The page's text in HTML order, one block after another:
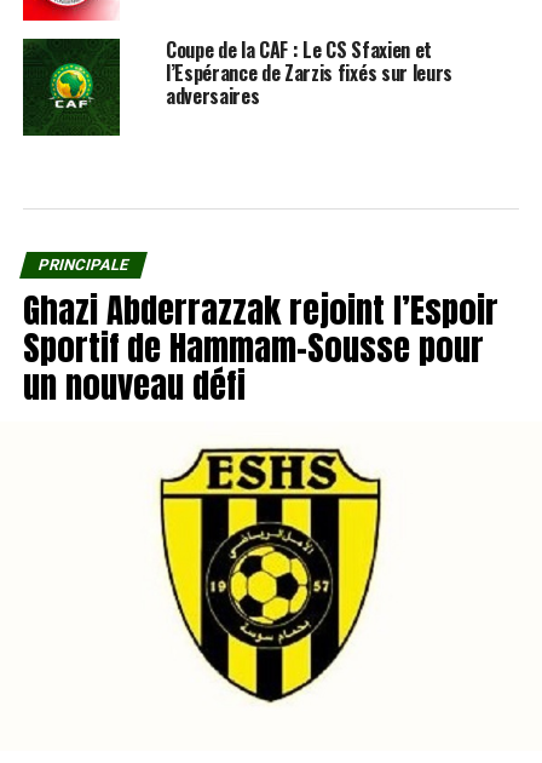
Coupe de la CAF : Le CS Sfaxien et
l’Espérance de Zarzis fixés sur leurs
adversaires
PRINCIPALE
Ghazi Abderrazzak rejoint l’Espoir
Sportif de Hammam-Sousse pour
un nouveau défi